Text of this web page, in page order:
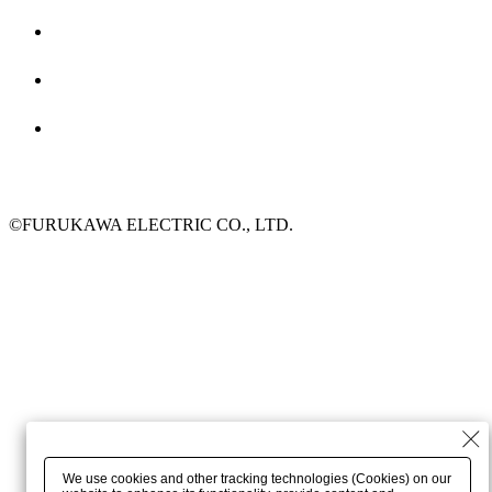
©FURUKAWA ELECTRIC CO., LTD.
We use cookies and other tracking technologies (Cookies) on our